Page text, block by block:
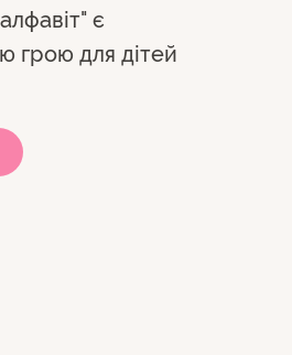
є
грою для дітей